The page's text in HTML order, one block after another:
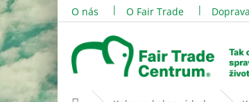
Přejít
na
obsah
O nás O Fair Trade